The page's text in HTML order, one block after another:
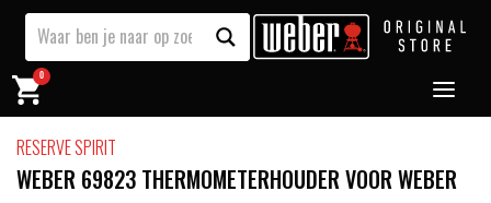
0
RESERVE SPIRIT
WEBER 69823 THERMOMETERHOUDER VOOR WEBER